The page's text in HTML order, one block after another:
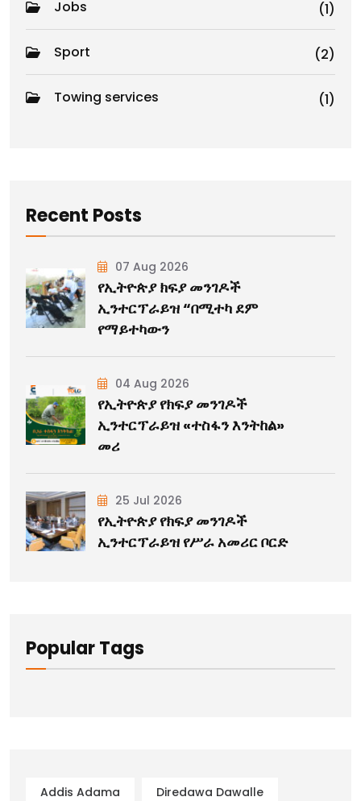
Jobs (1)
Sport (2)
Towing services (1)
Recent Posts
07 Aug 2026
የኢትዮጵያ ክፍያ መንገዶች
ኢንተርፕራይዝ “በሚተካ ደም
የማይተካውን
04 Aug 2026
የኢትዮጵያ የክፍያ መንገዶች
ኢንተርፕራይዝ «ተስፋን እንትከል»
መሪ
25 Jul 2026
የኢትዮጵያ የክፍያ መንገዶች
ኢንተርፕራይዝ የሥራ አመሪር ቦርድ
Popular Tags
Addis Adama Diredawa Dawalle